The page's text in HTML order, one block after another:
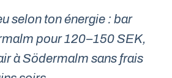
selon ton énergie : bar
pour 120–150 SEK,
à Södermalm sans frais